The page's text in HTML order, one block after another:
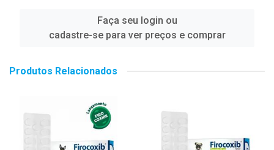
Faça seu login ou
cadastre-se para ver preços e comprar
Produtos Relacionados